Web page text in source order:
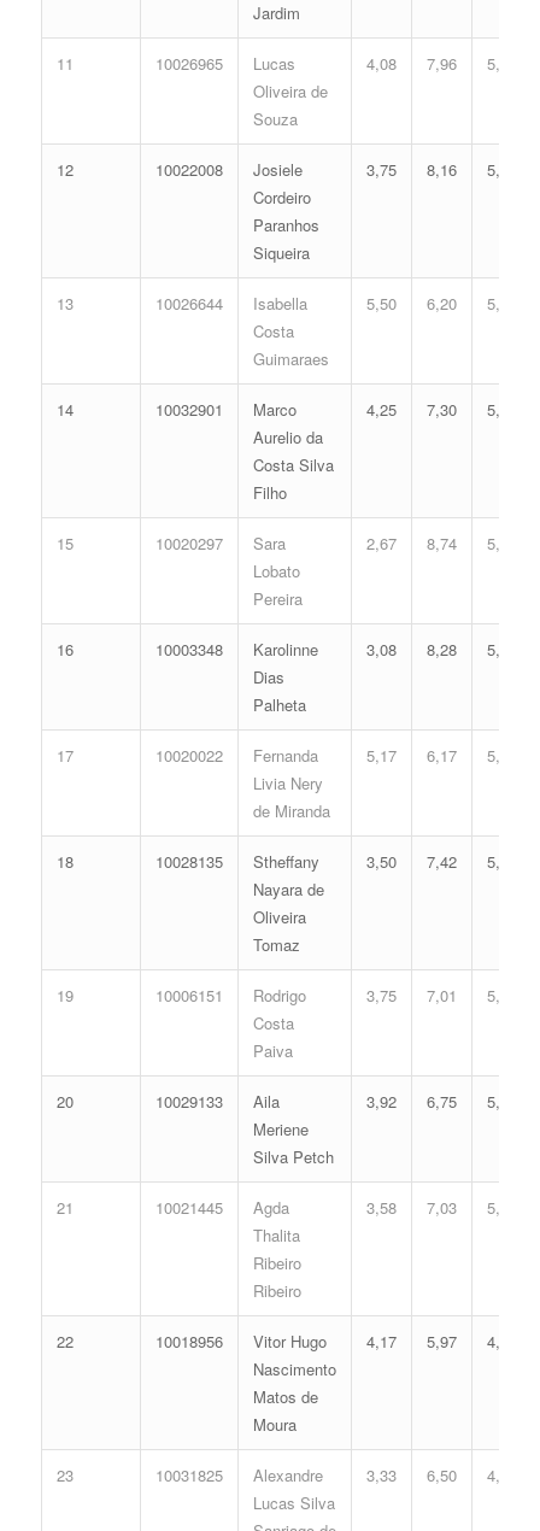
Jardim
11 10026965
Lucas
Oliveira de
Souza
4,08 7,96 5,73
12 10022008
Josiele
Cordeiro
Paranhos
Siqueira
3,75 8,16 5,67
13 10026644
Isabella
Costa
Guimaraes
5,50 6,20 5,57
14 10032901
Marco
Aurelio da
Costa Silva
Filho
4,25 7,30 5,50
15 10020297
Sara
Lobato
Pereira
2,67 8,74 5,43
16 10003348
Karolinne
Dias
Palheta
3,08 8,28 5,41
17 10020022
Fernanda
Livia Nery
de Miranda
5,17 6,17 5,40
18 10028135
Stheffany
Nayara de
Oliveira
Tomaz
3,50 7,42 5,20
19 10006151
Rodrigo
Costa
Paiva
3,75 7,01 5,12
20 10029133
Aila
Meriene
Silva Petch
3,92 6,75 5,08
21 10021445
Agda
Thalita
Ribeiro
Ribeiro
3,58 7,03 5,05
22 10018956
Vitor Hugo
Nascimento
Matos de
Moura
4,17 5,97 4,83
23 10031825
Alexandre
Lucas Silva
3,33 6,50 4,68